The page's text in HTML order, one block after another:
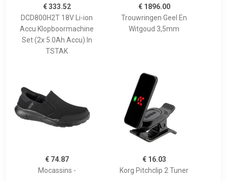
€ 333.52
DCD800H2T 18V Li-ion
Accu Klopboormachine
Set (2x 5.0Ah Accu) In
TSTAK
€ 1896.00
Trouwringen Geel En
Witgoud 3,5mm
€ 74.87
Mocassins -
€ 16.03
Korg Pitchclip 2 Tuner